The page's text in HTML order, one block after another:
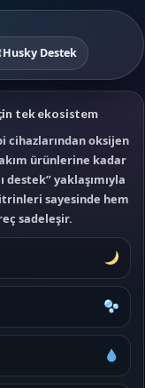
Husky Destek
tek ekosistem
cihazlarından oksijen
ürünlerine kadar
destek” yaklaşımıyla
sayesinde hem
sadeleşir.